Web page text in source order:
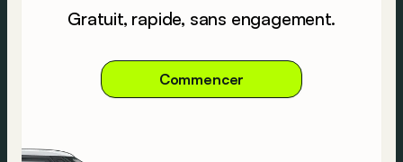
Gratuit, rapide, sans engagement.
Commencer